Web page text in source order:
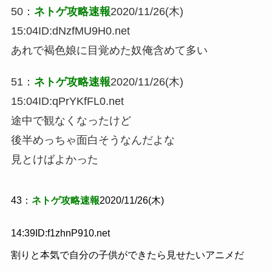
50： ネトゲ攻略速報2020/11/26(木)
15:04ID:dNzfMU9H0.net
あれで褐色娘に目覚めた奴俺含めて多い
51： ネトゲ攻略速報2020/11/26(木)
15:04ID:qPrYKfFL0.net
途中で観なくなったけど
後半めっちゃ面白そうなんだよな
見とけばよかった
43： ネトゲ攻略速報2020/11/26(木)
14:39ID:f1zhnP910.net
割りと本気で自分の子供ができたら見せたいアニメだ